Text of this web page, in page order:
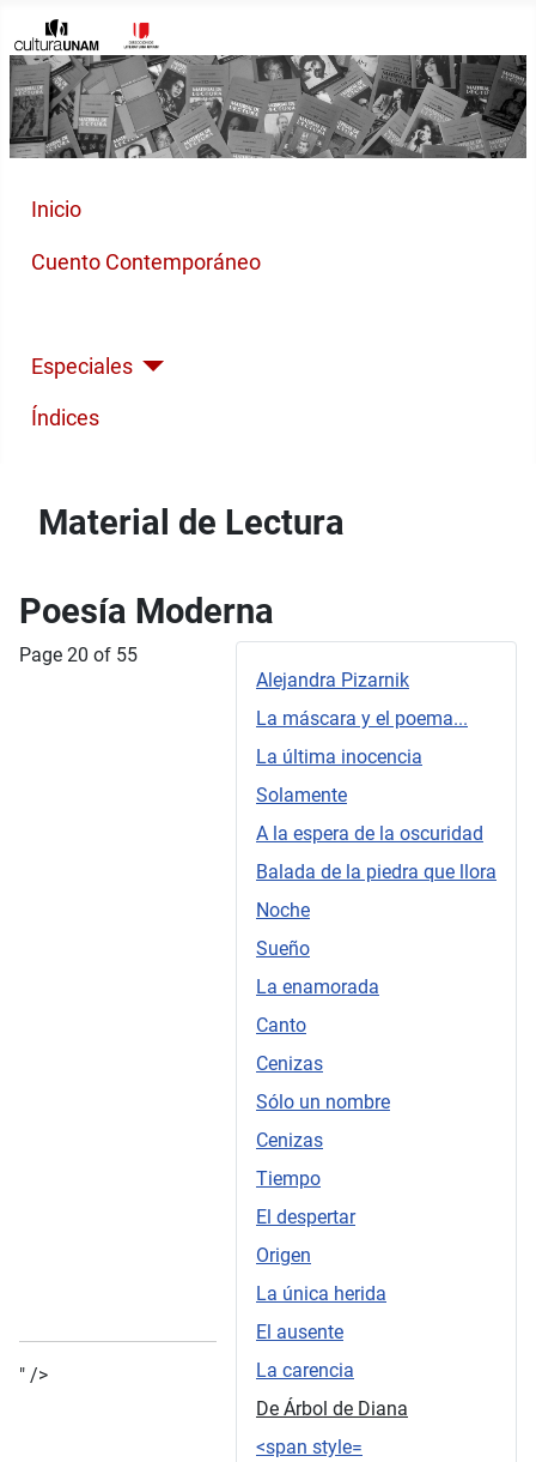
Inicio
Cuento Contemporáneo
Especiales
Índices
Material de Lectura
Poesía Moderna
Alejandra Pizarnik
La máscara y el poema...
La última inocencia
Solamente
A la espera de la oscuridad
Balada de la piedra que llora
Noche
Sueño
La enamorada
Canto
Cenizas
Sólo un nombre
Cenizas
Tiempo
El despertar
Origen
La única herida
El ausente
La carencia
De Árbol de Diana
<span style=
Page 20 of 55
" />